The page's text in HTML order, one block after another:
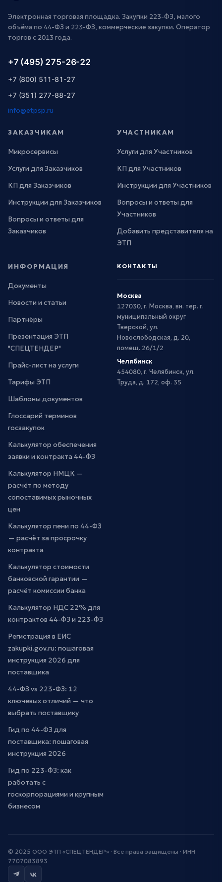
Электронная торговая площадка. Закупки 223-ФЗ, малого
объёма по 44-ФЗ и 223-ФЗ, коммерческие закупки. Оператор
торгов с 2013 года.
+7 (495) 275-26-22
+7 (800) 511-81-27
+7 (351) 277-88-27
info@etpsp.ru
ЗАКАЗЧИКАМ
Микросервисы
Услуги для Заказчиков
КП для Заказчиков
Инструкции для Заказчиков
Вопросы и ответы для
Заказчиков
УЧАСТНИКАМ
Услуги для Участников
КП для Участников
Инструкции для Участников
Вопросы и ответы для
Участников
Добавить представителя на
ЭТП
ИНФОРМАЦИЯ
Документы
Новости и статьи
Партнёры
Презентация ЭТП
"СПЕЦТЕНДЕР"
Прайс-лист на услуги
Тарифы ЭТП
Шаблоны документов
Глоссарий терминов
госзакупок
Калькулятор обеспечения
заявки и контракта 44-ФЗ
Калькулятор НМЦК —
расчёт по методу
сопоставимых рыночных
цен
Калькулятор пени по 44-ФЗ
— расчёт за просрочку
контракта
Калькулятор стоимости
банковской гарантии —
расчёт комиссии банка
Калькулятор НДС 22% для
контрактов 44-ФЗ и 223-ФЗ
Регистрация в ЕИС
zakupki.gov.ru: пошаговая
инструкция 2026 для
поставщика
44-ФЗ vs 223-ФЗ: 12
ключевых отличий — что
выбрать поставщику
Гид по 44-ФЗ для
поставщика: пошаговая
инструкция 2026
Гид по 223-ФЗ: как
работать с
госкорпорациями и крупным
бизнесом
КОНТАКТЫ
Москва
127030, г. Москва, вн. тер. г.
муниципальный округ
Тверской, ул.
Новослободская, д. 20,
помещ. 26/1/2
Челябинск
454080, г. Челябинск, ул.
Труда, д. 172, оф. 35
© 2025 ООО ЭТП «СПЕЦТЕНДЕР» · Все права защищены · ИНН
7707083893